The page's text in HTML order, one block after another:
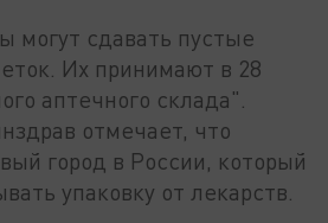
могут сдавать пустые
Их принимают в 28
аптечного склада".
отмечает, что
город в России, который
упаковку от лекарств.